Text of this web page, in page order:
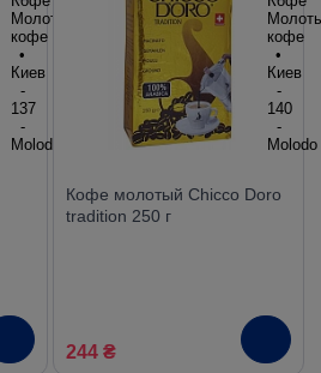
Кофе молотый Chicco Doro
tradition 250 г
244 ₴